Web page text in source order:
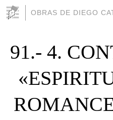
OBRAS DE DIEGO
91.- 4.